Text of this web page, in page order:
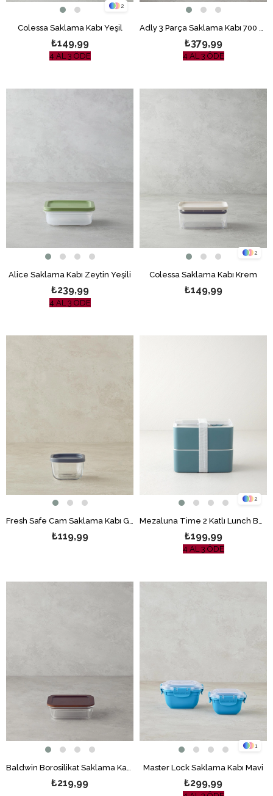
2
Colessa Saklama Kabı Yeşil
₺149,99
4 AL 3 ÖDE
Adly 3 Parça Saklama Kabı 700 ml – 1,4 L – 2 L Yeşil-Krem
₺379,99
4 AL 3 ÖDE
Alice Saklama Kabı Zeytin Yeşili
₺239,99
4 AL 3 ÖDE
2
Colessa Saklama Kabı Krem
₺149,99
Fresh Safe Cam Saklama Kabı Gri
₺119,99
2
Mezaluna Time 2 Katlı Lunch Box 1 L- 1 L Yeşil
₺199,99
4 AL 3 ÖDE
₺219,99
1
Master Lock Saklama Kabı Mavi
₺299,99